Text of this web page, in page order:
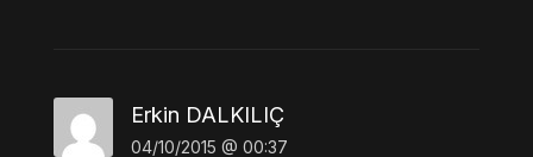
Erkin DALKILIÇ
04/10/2015 @ 00:37